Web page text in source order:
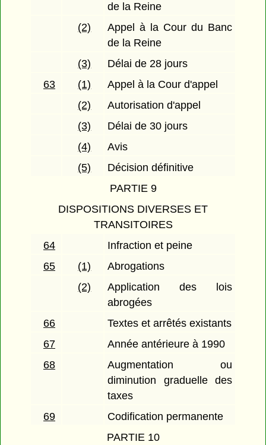
de la Reine
(2)
Appel à la Cour du Banc
de la Reine
(3)
Délai de 28 jours
63
(1)
Appel à la Cour d'appel
(2)
Autorisation d'appel
(3)
Délai de 30 jours
(4)
Avis
(5)
Décision définitive
PARTIE 9
DISPOSITIONS DIVERSES ET
TRANSITOIRES
64
Infraction et peine
65
(1)
Abrogations
(2)
Application des lois
abrogées
66
Textes et arrêtés existants
67
Année antérieure à 1990
68
Augmentation ou
diminution graduelle des
taxes
69
Codification permanente
PARTIE 10